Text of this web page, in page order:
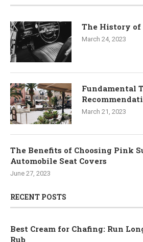
The History of
March 24, 2023
Fundamental
March 21, 2023
The Benefits of Choosing Pink
Automobile Seat Covers
June 27, 2023
RECENT POSTS
Best Cream for Chafing: Run
Rub